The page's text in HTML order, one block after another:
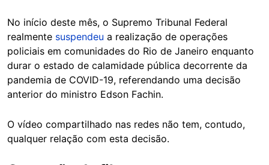
No início deste mês, o Supremo Tribunal Federal
realmente suspendeu a realização de operações
policiais em comunidades do Rio de Janeiro enquanto
durar o estado de calamidade pública decorrente da
pandemia de COVID-19, referendando uma decisão
anterior do ministro Edson Fachin.
O vídeo compartilhado nas redes não tem, contudo,
qualquer relação com esta decisão.